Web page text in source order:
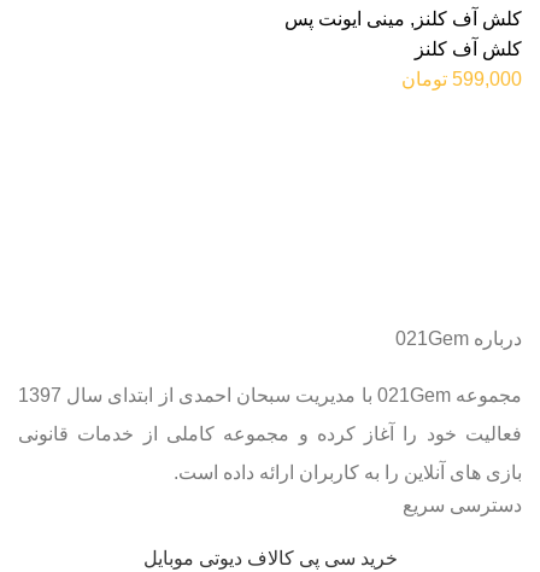
کلش آف کلنز , مینی ایونت پس
کلش آف کلنز
599,000 تومان
درباره 021Gem
مجموعه 021Gem با مدیریت سبحان احمدی از ابتدای سال 1397
فعالیت خود را آغاز کرده و مجموعه کاملی از خدمات قانونی
بازی های آنلاین را به کاربران ارائه داده است.
دسترسی سریع
خرید سی پی کالاف دیوتی موبایل